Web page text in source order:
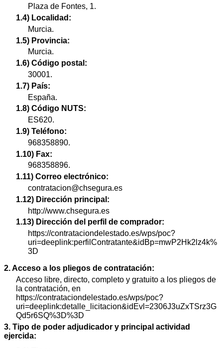
Plaza de Fontes, 1.
1.4) Localidad:
Murcia.
1.5) Provincia:
Murcia.
1.6) Código postal:
30001.
1.7) País:
España.
1.8) Código NUTS:
ES620.
1.9) Teléfono:
968358890.
1.10) Fax:
968358896.
1.11) Correo electrónico:
contratacion@chsegura.es
1.12) Dirección principal:
http://www.chsegura.es
1.13) Dirección del perfil de comprador:
https://contrataciondelestado.es/wps/poc?
uri=deeplink:perfilContratante&idBp=mwP2Hk2lz4k%
3D
2. Acceso a los pliegos de contratación:
Acceso libre, directo, completo y gratuito a los pliegos de
la contratación, en
https://contrataciondelestado.es/wps/poc?
uri=deeplink:detalle_licitacion&idEvl=2306J3uZxTSrz3G
Qd5r6SQ%3D%3D
3. Tipo de poder adjudicador y principal actividad
ejercida: